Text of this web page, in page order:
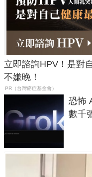
立即諮詢HPV！是對
不嫌晚！
PR（台灣癌症基金會）
恐怖
數千